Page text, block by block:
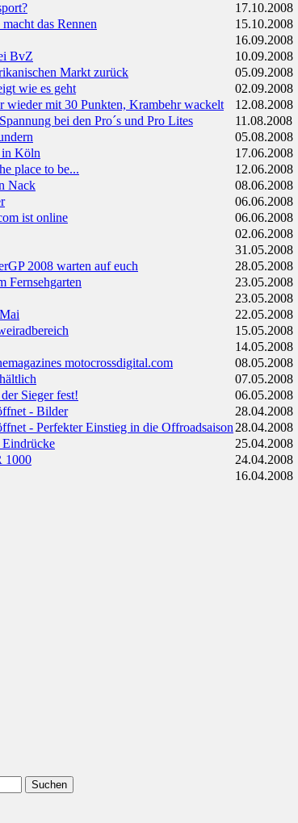
17.10.2008
das Rennen
15.10.2008
16.09.2008
BvZ
10.09.2008
Markt zurück
05.09.2008
wie es geht
02.09.2008
wieder mit 30 Punkten, Krambehr wackelt
12.08.2008
bei den Pro´s und Pro Lites
11.08.2008
05.08.2008
in Köln
17.06.2008
place to be...
12.06.2008
Nack
08.06.2008
06.06.2008
ist online
06.06.2008
02.06.2008
31.05.2008
2008 warten auf euch
28.05.2008
Fernsehgarten
23.05.2008
23.05.2008
22.05.2008
15.05.2008
14.05.2008
motocrossdigital.com
08.05.2008
07.05.2008
Sieger fest!
06.05.2008
- Bilder
28.04.2008
- Perfekter Einstieg in die Offroadsaison 28.04.2008
Eindrücke
25.04.2008
1000
24.04.2008
16.04.2008
Suchen